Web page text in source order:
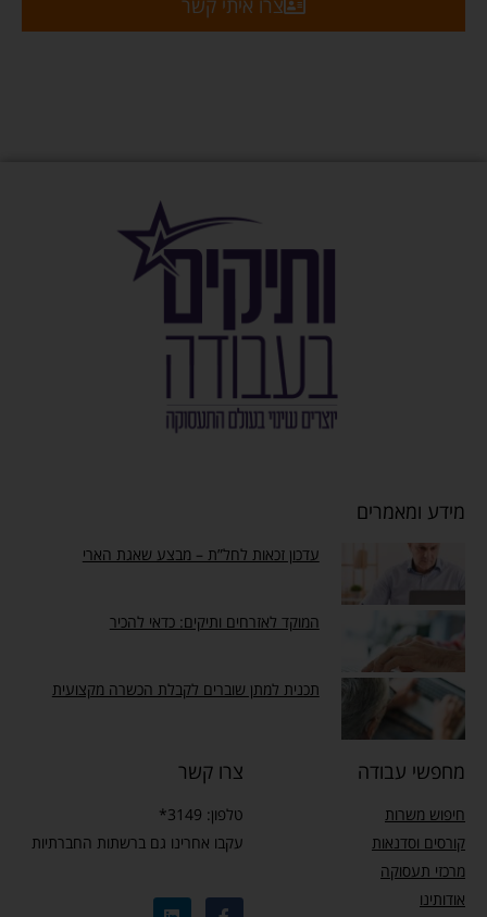
צרו איתי קשר
מידע ומאמרים
עדכון זכאות לחל”ת – מבצע שאגת הארי
המוקד לאזרחים ותיקים: כדאי להכיר
תכנית למתן שוברים לקבלת הכשרה מקצועית
מחפשי עבודה
חיפוש משרות
קורסים וסדנאות
מרכזי תעסוקה
אודותינו
צרו קשר
טלפון: 3149*
עקבו אחרינו גם ברשתות החברתיות